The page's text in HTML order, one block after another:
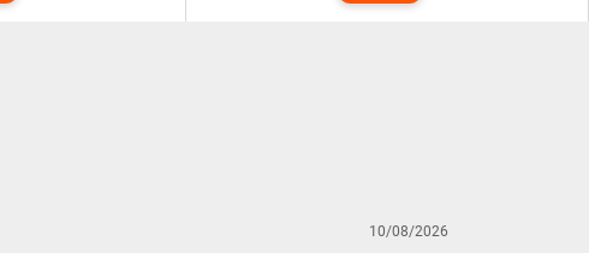
10/08/2026